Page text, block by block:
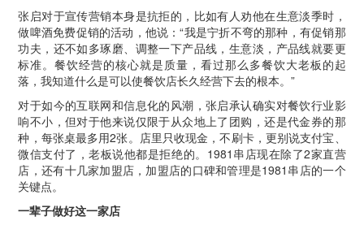
张启对于宣传营销本身是抗拒的，比如有人劝他在生意淡季时，
做啤酒免费促销的活动，他说：“我是宁折不弯的那种，有促销那
功夫，还不如多琢磨、调整一下产品线，生意淡，产品线就要更
标准。餐饮经营的核心就是质量，看过那么多餐饮大老板的起
落，我知道什么是可以使餐饮店长久经营下去的根本。”
对于如今的互联网和信息化的风潮，张启承认确实对餐饮行业影
响不小，但对于他来说仅限于从众地上了团购，还是代金券的那
种，每张桌最多用2张。店里只收现金，不刷卡，更别说支付宝、
微信支付了，老板说他都是拒绝的。1981串店现在除了2家直营
店，还有十几家加盟店，加盟店的口碑和管理是1981串店的一个
关键点。
一辈子做好这一家店